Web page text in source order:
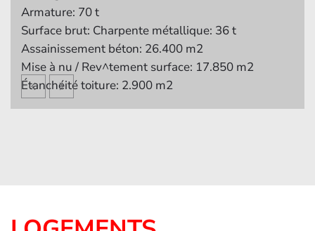
Enlèvement du parement: 240 m2
Maçonnerie 240 m2
Ancrages : 750 pc